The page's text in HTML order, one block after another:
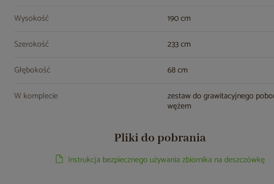
Wysokość
190 cm
Szerokość
233 cm
Głębokość
68 cm
W komplecie
zestaw do grawitacyjnego
wężem
Pliki do pobrania
Instrukcja bezpiecznego używania zbiornika na deszczówkę